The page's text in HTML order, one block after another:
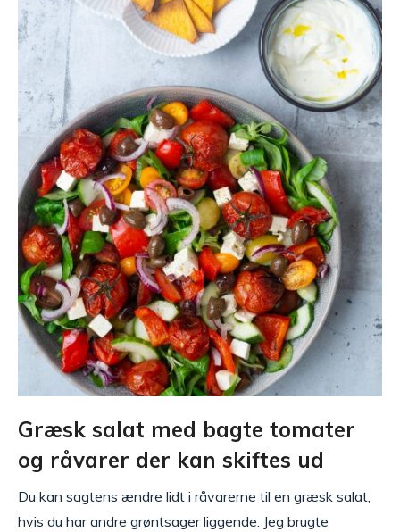
Græsk salat med bagte tomater
og råvarer der kan skiftes ud
Du kan sagtens ændre lidt i råvarerne til en græsk salat,
hvis du har andre grøntsager liggende. Jeg brugte